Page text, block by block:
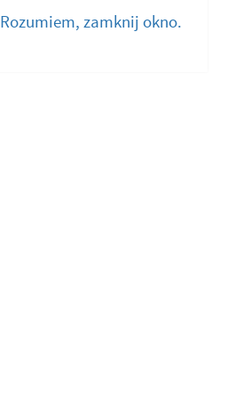
Rozumiem, zamknij okno.